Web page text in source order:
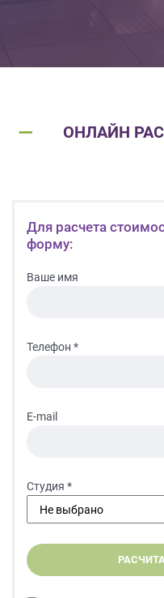
ОНЛАЙН
Для расчета
форму:
Ваше имя
Телефон *
E-mail
Студия *